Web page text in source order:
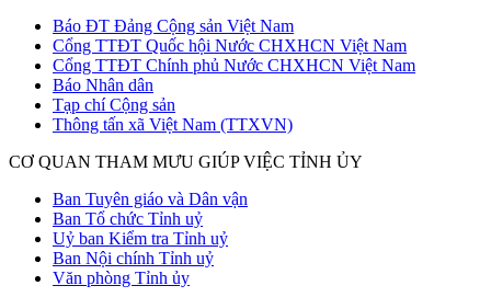
Báo ĐT Đảng Cộng sản Việt Nam
Cổng TTĐT Quốc hội Nước CHXHCN Việt Nam
Cổng TTĐT Chính phủ Nước CHXHCN Việt Nam
Báo Nhân dân
Tạp chí Cộng sản
Thông tấn xã Việt Nam (TTXVN)
CƠ QUAN THAM MƯU GIÚP VIỆC TỈNH ỦY
Ban Tuyên giáo và Dân vận
Ban Tổ chức Tỉnh uỷ
Uỷ ban Kiểm tra Tỉnh uỷ
Ban Nội chính Tỉnh uỷ
Văn phòng Tỉnh ủy